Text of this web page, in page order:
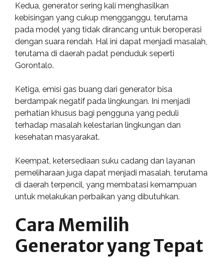
Kedua, generator sering kali menghasilkan
kebisingan yang cukup mengganggu, terutama
pada model yang tidak dirancang untuk beroperasi
dengan suara rendah. Hal ini dapat menjadi masalah,
terutama di daerah padat penduduk seperti
Gorontalo.
Ketiga, emisi gas buang dari generator bisa
berdampak negatif pada lingkungan. Ini menjadi
perhatian khusus bagi pengguna yang peduli
terhadap masalah kelestarian lingkungan dan
kesehatan masyarakat.
Keempat, ketersediaan suku cadang dan layanan
pemeliharaan juga dapat menjadi masalah, terutama
di daerah terpencil, yang membatasi kemampuan
untuk melakukan perbaikan yang dibutuhkan.
Cara Memilih
Generator yang Tepat